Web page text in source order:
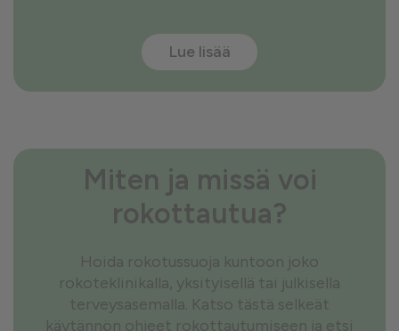
Lue lisää
Miten ja missä voi
rokottautua?
Hoida rokotussuoja kuntoon joko
rokoteklinikalla, yksityisellä tai julkisella
terveysasemalla. Katso tästä selkeät
käytännön ohjeet rokottautumiseen ja etsi